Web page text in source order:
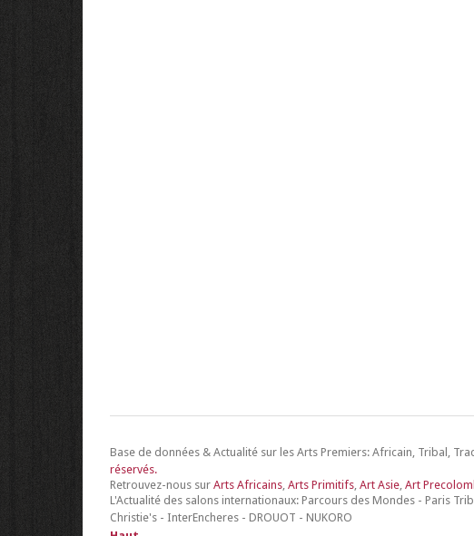
Base de données & Actualité sur les Arts Premiers: Africain, Tribal,
réservés.
Retrouvez-nous sur Arts Africains, Arts Primitifs, Art Asie, Art
L'Actualité des salons internationaux: Parcours des Mondes - Paris
Christie's - InterEncheres - DROUOT - NUKORO